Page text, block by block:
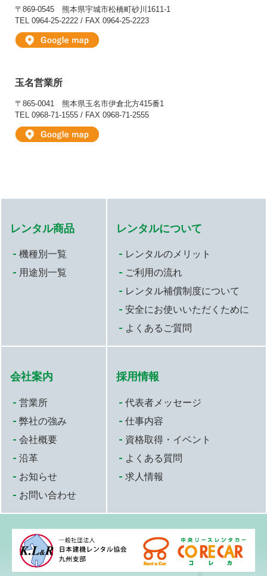
〒869-0545 熊本県宇城市松橋町砂川1611-1
TEL 0964-25-2222 / FAX 0964-25-2223
玉名営業所
〒865-0041 熊本県玉名市伊倉北方415番1
TEL 0968-71-1555 / FAX 0968-71-2555
レンタル商品
機種別一覧
用途別一覧
レンタルについて
レンタルのメリット
ご利用の流れ
レンタル補償制度について
安全にお使いいただくために
よくあるご質問
会社案内
営業所
弊社の強み
会社概要
沿革
お知らせ
お問い合わせ
採用情報
代表者メッセージ
仕事内容
資格取得・イベント
よくある質問
求人情報